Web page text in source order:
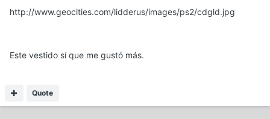
http://www.geocities.com/lidderus/images/ps2/cdgld.jpg
Este vestido sí que me gustó más.
Quote